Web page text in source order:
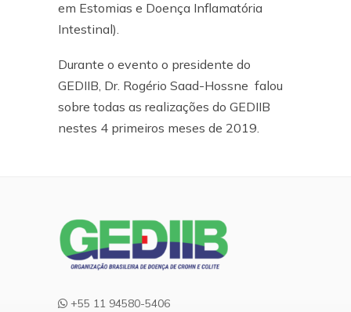
em Estomias e Doença Inflamatória
Intestinal).
Durante o evento o presidente do
GEDIIB, Dr. Rogério Saad-Hossne falou
sobre todas as realizações do GEDIIB
nestes 4 primeiros meses de 2019.
+55 11 94580-5406